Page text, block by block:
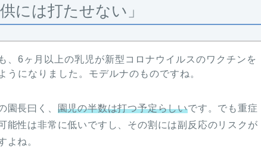
には打たせない」
、6ヶ月以上の乳児が新型コロナウイルスのワクチンを
うになりました。モデルナのものですね。
園長曰く、 園児の半数は打つ予定らしいです。でも重症
能性は非常に低いですし、その割には副反応のリスクが
よね。